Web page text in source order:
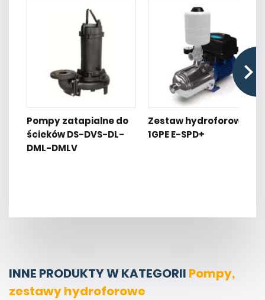
Pompy zatapialne do
ścieków DS-DVS-DL-
DML-DMLV
Zestaw hydroforowy
1GPE E-SPD+
INNE PRODUKTY W KATEGORII Pompy,
zestawy hydroforowe